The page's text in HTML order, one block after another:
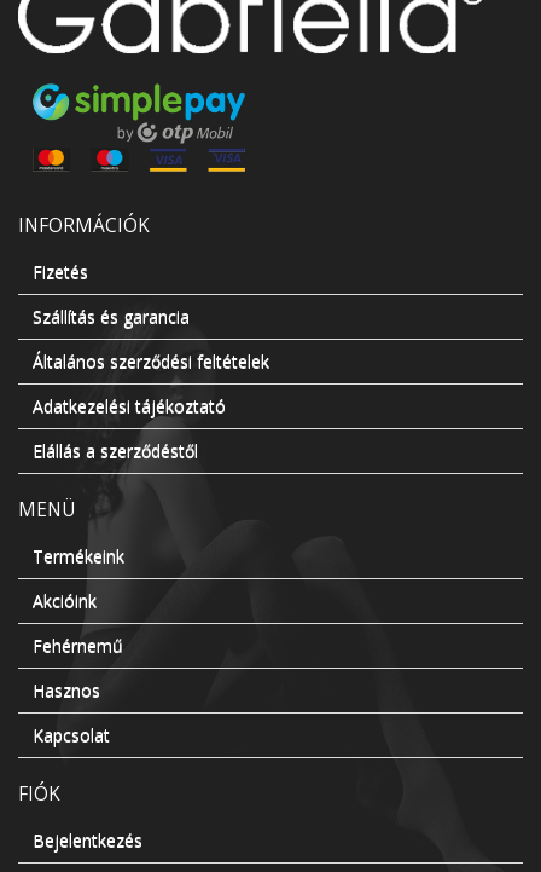
INFORMÁCIÓK
Fizetés
Szállítás és garancia
Általános szerződési feltételek
Adatkezelési tájékoztató
Elállás a szerződéstől
MENÜ
Termékeink
Akcióink
Fehérnemű
Hasznos
Kapcsolat
FIÓK
Bejelentkezés